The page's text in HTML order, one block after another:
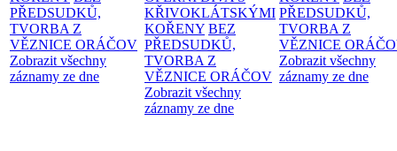
PŘEDSUDKŮ,
TVORBA Z
VĚZNICE ORÁČOV
Zobrazit všechny
záznamy ze dne
KŘIVOKLÁTSKÝMI
KOŘENY BEZ
PŘEDSUDKŮ,
TVORBA Z
VĚZNICE ORÁČOV
Zobrazit všechny
záznamy ze dne
PŘEDSUDKŮ,
TVORBA Z
VĚZNICE
Zobrazit všechny
záznamy ze dne